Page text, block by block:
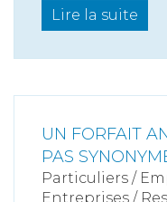
Lire la suite
UN FORFAIT
PAS
Particuliers /
Entreprises /